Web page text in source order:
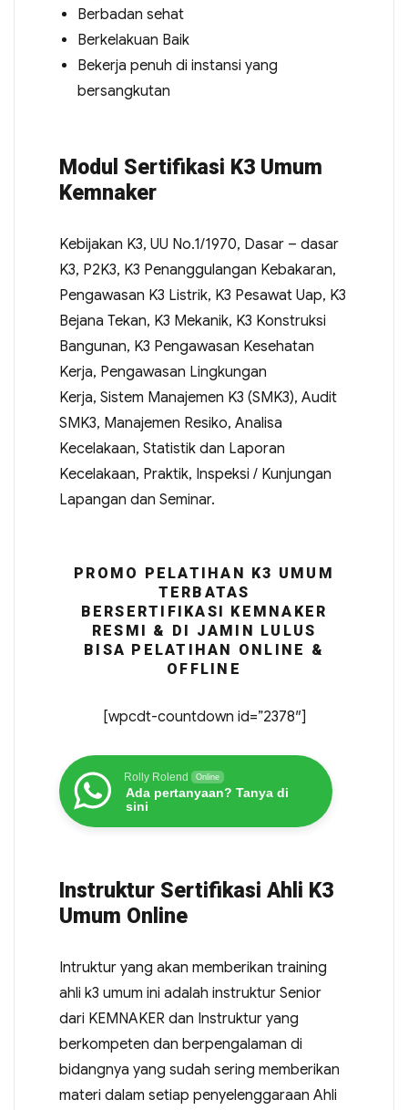
Berbadan sehat
Berkelakuan Baik
Bekerja penuh di instansi yang
bersangkutan
Modul Sertifikasi K3 Umum
Kemnaker
Kebijakan K3, UU No.1/1970, Dasar – dasar
K3, P2K3, K3 Penanggulangan Kebakaran,
Pengawasan K3 Listrik, K3 Pesawat Uap, K3
Bejana Tekan, K3 Mekanik, K3 Konstruksi
Bangunan, K3 Pengawasan Kesehatan
Kerja, Pengawasan Lingkungan
Kerja, Sistem Manajemen K3 (SMK3), Audit
SMK3, Manajemen Resiko, Analisa
Kecelakaan, Statistik dan Laporan
Kecelakaan, Praktik, Inspeksi / Kunjungan
Lapangan dan Seminar.
PROMO PELATIHAN K3 UMUM
TERBATAS
BERSERTIFIKASI KEMNAKER
RESMI & DI JAMIN LULUS
BISA PELATIHAN ONLINE &
OFFLINE
[wpcdt-countdown id=”2378″]
Rolly Rolend Online
Ada pertanyaan? Tanya di
sini
Instruktur Sertifikasi Ahli K3
Umum Online
Intruktur yang akan memberikan training
ahli k3 umum ini adalah instruktur Senior
dari KEMNAKER dan Instruktur yang
berkompeten dan berpengalaman di
bidangnya yang sudah sering memberikan
materi dalam setiap penyelenggaraan Ahli